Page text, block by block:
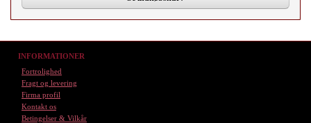
INFORMATIONER
Fortrolighed
Fragt og levering
Firma profil
Kontakt os
Betingelser & Vilkår